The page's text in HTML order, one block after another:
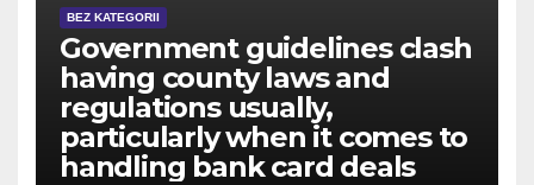
BEZ KATEGORII
Government guidelines clash
having county laws and
regulations usually,
particularly when it comes to
handling bank card deals